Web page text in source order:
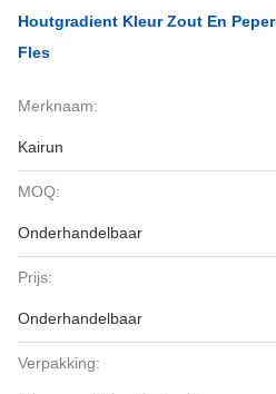
Houtgradient Kleur Zout En
Fles
Merknaam:
Kairun
MOQ:
Onderhandelbaar
Prijs:
Onderhandelbaar
Verpakking: